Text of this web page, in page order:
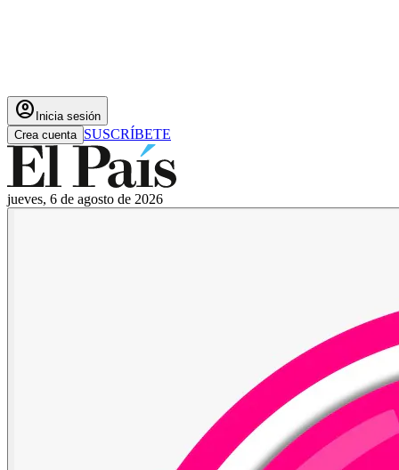
account_circle Inicia sesión
Crea cuenta SUSCRÍBETE
jueves, 6 de agosto de 2026